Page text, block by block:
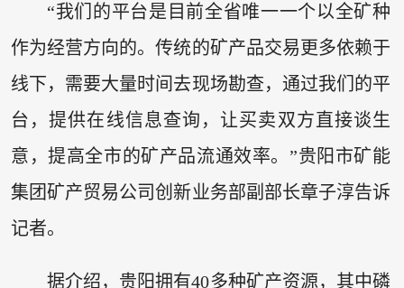
“我们的平台是目前全省唯一一个以全矿种
作为经营方向的。传统的矿产品交易更多依赖于
线下，需要大量时间去现场勘查，通过我们的平
台，提供在线信息查询，让买卖双方直接谈生
意，提高全市的矿产品流通效率。”贵阳市矿能
集团矿产贸易公司创新业务部副部长章子淳告诉
记者。
据介绍，贵阳拥有40多种矿产资源，其中磷